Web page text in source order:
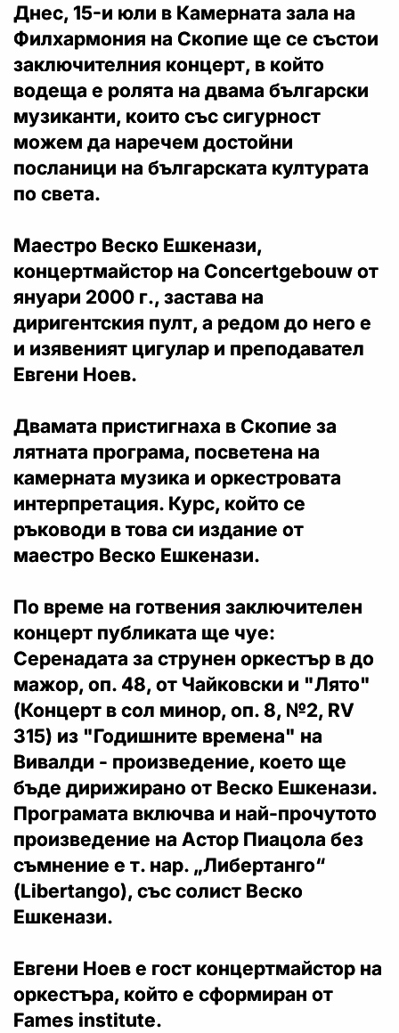
Днес, 15-и юли в Камерната зала на
Филхармония на Скопие ще се състои
заключителния концерт, в който
водеща е ролята на двама български
музиканти, които със сигурност
можем да наречем достойни
посланици на българската културата
по света.
Маестро Веско Ешкенази,
концертмайстор на Concertgebouw от
януари 2000 г., застава на
диригентския пулт, а редом до него е
и изявеният цигулар и преподавател
Евгени Ноев.
Двамата пристигнаха в Скопие за
лятната програма, посветена на
камерната музика и оркестровата
интерпретация. Курс, който се
ръководи в това си издание от
маестро Веско Ешкенази.
По време на готвения заключителен
концерт публиката ще чуе:
Серенадата за струнен оркестър в до
мажор, оп. 48, от Чайковски и "Лято"
(Концерт в сол минор, оп. 8, №2, RV
315) из "Годишните времена" на
Вивалди - произведение, което ще
бъде дирижирано от Веско Ешкенази.
Програмата включва и най-прочутото
произведение на Астор Пиацола без
съмнение е т. нар. „Либертанго“
(Libertango), със солист Веско
Ешкенази.
Евгени Ноев е гост концертмайстор на
оркестъра, който е сформиран от
Fames institute.